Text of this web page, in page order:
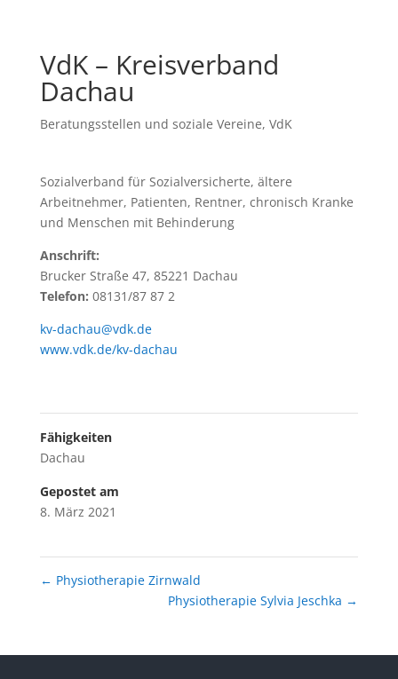
VdK – Kreisverband
Dachau
Beratungsstellen und soziale Vereine, VdK
Sozialverband für Sozialversicherte, ältere
Arbeitnehmer, Patienten, Rentner, chronisch Kranke
und Menschen mit Behinderung
Anschrift:
Brucker Straße 47, 85221 Dachau
Telefon: 08131/87 87 2
kv-dachau@vdk.de
www.vdk.de/kv-dachau
Fähigkeiten
Dachau
Gepostet am
8. März 2021
← Physiotherapie Zirnwald
Physiotherapie Sylvia Jeschka →